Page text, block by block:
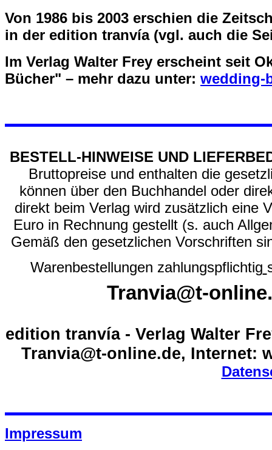
Von 1986 bis 2003 erschien die
in der edition tranvía (vgl. auch die
Im Verlag Walter Frey erscheint seit
Bücher" – mehr dazu unter: wedding-
BESTELL-HINWEISE UND
Bruttopreise und enthalten die
können über den Buchhandel oder
direkt beim Verlag wird zusätzlich eine
Euro in Rechnung gestellt (s. auch Allg
Gemäß den gesetzlichen Vorschriften
Warenbestellungen zahlungspflichtig
Tranvia@t-
edition tranvía - Verlag Walter
Tranvia@t-online.de, Internet:
Impressum